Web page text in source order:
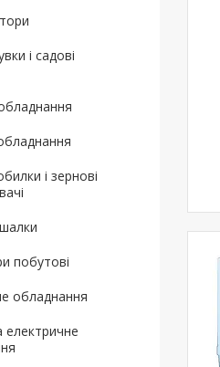
і садові
і зернові
побутові
обладнання
електричне